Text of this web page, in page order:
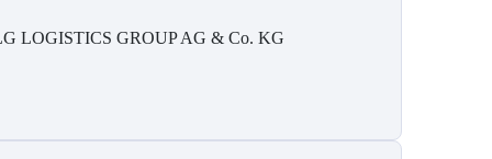
LOGISTICS GROUP AG & Co. KG